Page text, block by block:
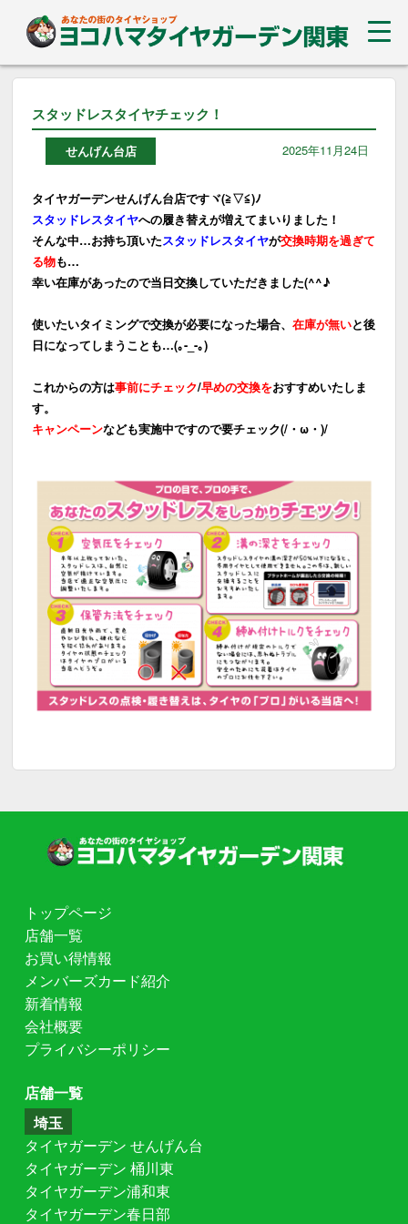
スタッドレスタイヤチェック！
せんげん台店 2025年11月24日
タイヤガーデンせんげん台店ですヾ(≧▽≦)ﾉ
スタッドレスタイヤへの履き替えが増えてまいりました！
そんな中…お持ち頂いたスタッドレスタイヤが交換時期を過ぎて
る物も…
幸い在庫があったので当日交換していただきました(^^♪
使いたいタイミングで交換が必要になった場合、在庫が無いと後
日になってしまうことも…(｡-_-｡)
これからの方は事前にチェック/早めの交換をおすすめいたしま
す。
キャンペーンなども実施中ですので要チェック(/・ω・)/
トップページ
店舗一覧
お買い得情報
メンバーズカード紹介
新着情報
会社概要
プライバシーポリシー
店舗一覧
埼玉
タイヤガーデン せんげん台
タイヤガーデン 桶川東
タイヤガーデン浦和東
タイヤガーデン春日部